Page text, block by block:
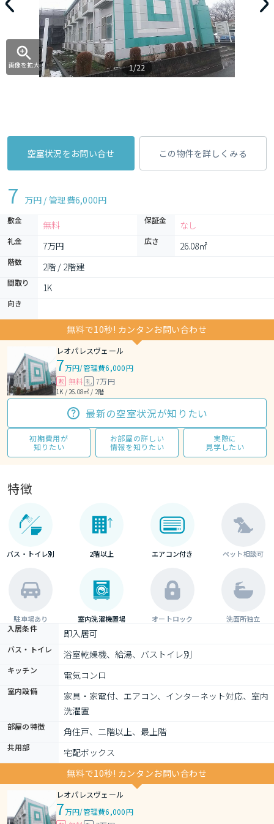
画像を拡大 1/22
空室状況をお問い合せ この物件を詳しくみる
7 万円 / 管理費6,000円
敷金 無料 保証金 なし
礼金 7万円 広さ 26.08㎡
階数 2階 / 2階建
間取り 1K
向き
無料で10秒! カンタンお問い合わせ
レオパレスヴェール
7万円/管理費6,000円
敷 無料 礼 7万円
1K / 26.08㎡ / 2階
最新の空室状況が知りたい
初期費用が
知りたい
お部屋の詳しい
情報を知りたい
実際に
見学したい
特徴
バス・トイレ別 2階以上 エアコン付き ペット相談可
駐車場あり 室内洗濯機置場 オートロック 洗面所独立
入居条件 即入居可
バス・トイレ 浴室乾燥機、給湯、バストイレ別
キッチン 電気コンロ
室内設備
家具・家電付、エアコン、インターネット対応、室内
洗濯置
部屋の特徴 角住戸、二階以上、最上階
共用部
宅配ボックス
無料で10秒! カンタンお問い合わせ
レオパレスヴェール
7万円/管理費6,000円